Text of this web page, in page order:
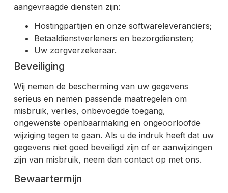
aangevraagde diensten zijn:
Hostingpartijen en onze softwareleveranciers;
Betaaldienstverleners en bezorgdiensten;
Uw zorgverzekeraar.
Beveiliging
Wij nemen de bescherming van uw gegevens
serieus en nemen passende maatregelen om
misbruik, verlies, onbevoegde toegang,
ongewenste openbaarmaking en ongeoorloofde
wijziging tegen te gaan. Als u de indruk heeft dat uw
gegevens niet goed beveiligd zijn of er aanwijzingen
zijn van misbruik, neem dan contact op met ons.
Bewaartermijn